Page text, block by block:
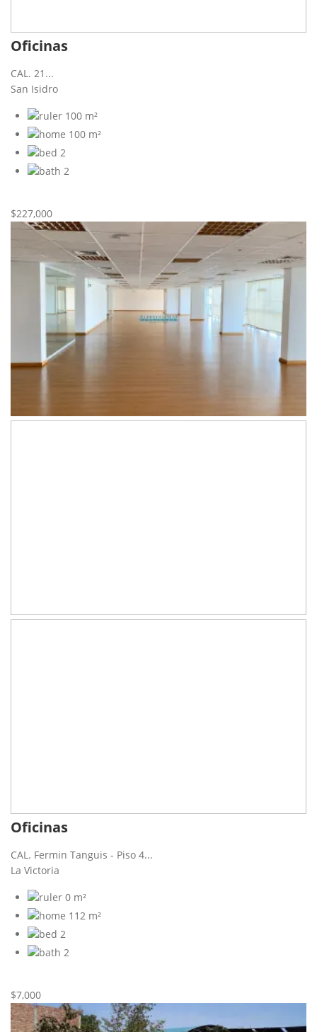
Oficinas
CAL. 21...
San Isidro
100 m²
100 m²
2
2
$227,000
Oficinas
CAL. Fermin Tanguis - Piso 4...
La Victoria
0 m²
112 m²
2
2
$7,000